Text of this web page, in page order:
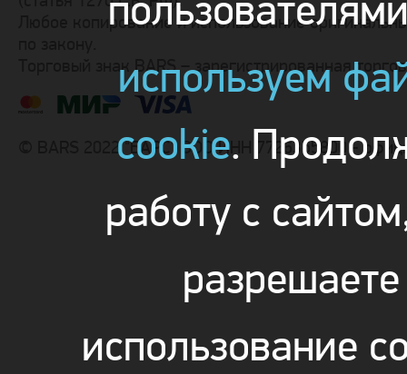
Любое копирование и использование
Торговый знак BARS – зарегистрированная
© BARS 2022 "БАРС" ООО ИНН 7726355800 -
используем
cookie.
работу с
разрешаете
использование